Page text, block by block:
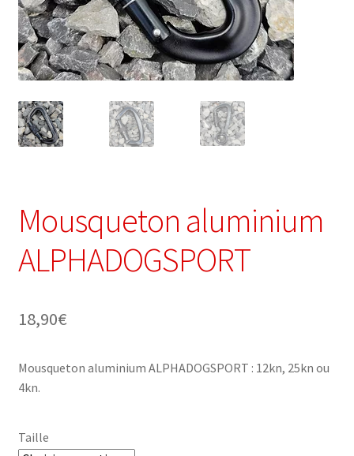
Mousqueton aluminium
ALPHADOGSPORT
18,90€
Mousqueton aluminium ALPHADOGSPORT : 12kn, 25kn ou
4kn.
Taille